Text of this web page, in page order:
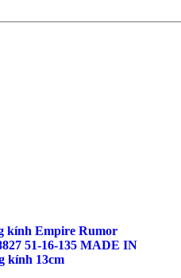
kính Empire Rumor
51-16-135 MADE IN
kính 13cm